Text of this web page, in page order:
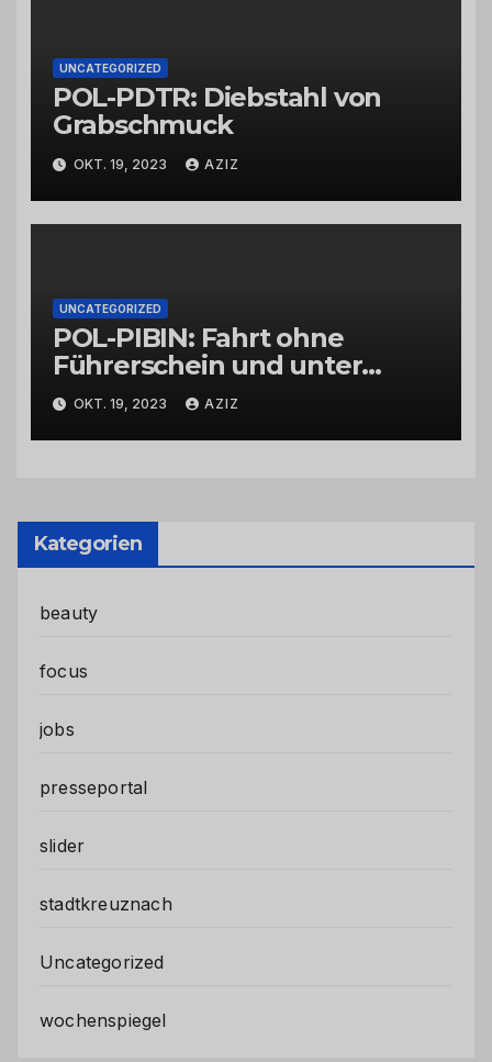
UNCATEGORIZED
POL-PDTR: Diebstahl von
Grabschmuck
OKT. 19, 2023 AZIZ
UNCATEGORIZED
POL-PIBIN: Fahrt ohne
Führerschein und unter
Einfluss von Drogen
OKT. 19, 2023 AZIZ
Kategorien
beauty
focus
jobs
presseportal
slider
stadtkreuznach
Uncategorized
wochenspiegel